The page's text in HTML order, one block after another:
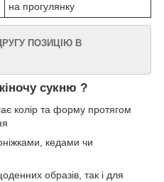
на прогулянку
ПОЗИЦІЮ В
сукню ?
колір та форму протягом
кедами чи
образів, так і для